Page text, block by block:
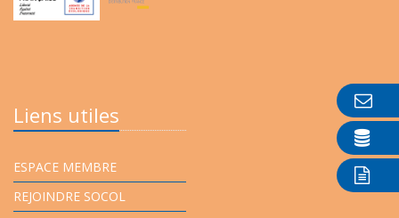
Liens utiles
ESPACE MEMBRE
REJOINDRE SOCOL